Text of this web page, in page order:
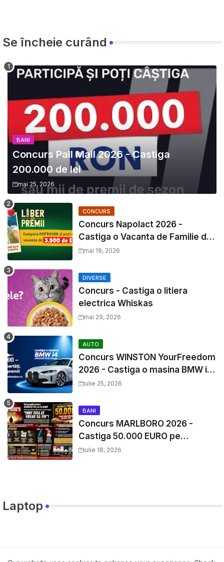
Se încheie curând
BANI
Concurs Pall Mall 2026 - Castiga
200.000 de lei
mai 25, 2026
CONCURS
Concurs Napolact 2026 -
Castiga o Vacanta de Familie de
3500 Euro
mai 19, 2026
DIVERSE
Concurs - Castiga o litiera
electrica Whiskas
mai 29, 2026
AUTO
Concurs WINSTON YourFreedom
2026 - Castiga o masina BMW i4
si mii de premii cash
iulie 25, 2026
BANI
Concurs MARLBORO 2026 -
Castiga 50.000 EURO pe
YourDecision.ro
iulie 18, 2026
Laptop